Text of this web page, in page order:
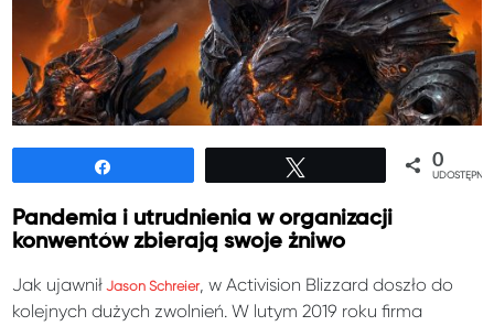
0
Pandemia i utrudnienia w organizacji
konwentów zbierają swoje żniwo
Jak ujawnił Jason Schreier, w Activision Blizzard doszło do
kolejnych dużych zwolnień. W lutym 2019 roku firma